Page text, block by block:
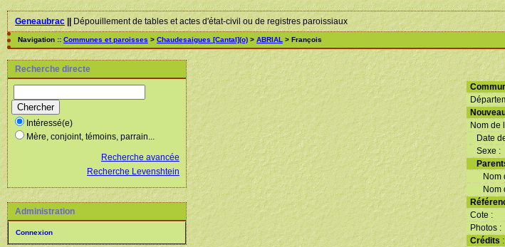
Geneaubrac||Dépouillement de tables et actes d'état-civil ou de registres paroissiaux
Navigation :: Communes et paroisses > Chaudesaigues [Cantal](o) > ABRIAL > François
Recherche directe
Intéressé(e)
Mère, conjoint, témoins, parrain...
Recherche avancée
Recherche Levenshtein
Administration
Connexion
Nom de
Date
Sexe :
Nom
Nom
Cote :
Photos :
Crédits :